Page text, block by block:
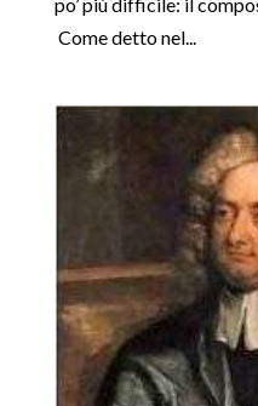
Come detto nel...